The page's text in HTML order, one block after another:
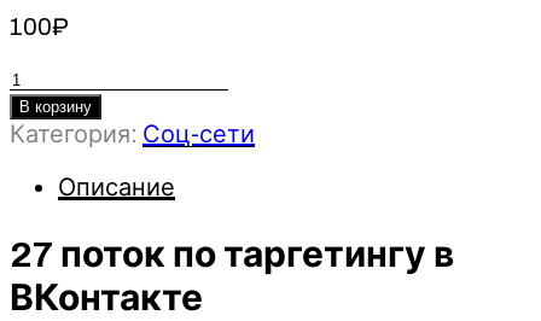
100₽
Количество
товара
27
по
в
ВКонтакте
2022
В корзину
Категория: Соц-сети
Описание
27 поток по таргетингу в
ВКонтакте